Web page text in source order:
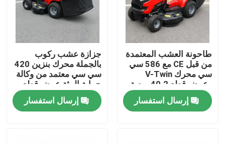
المنزل
طاحونة العشب المعتمدة
من قبل CE مع 586 سي
سي محرك V-Twin
وعرض قطع 40.2 بوصة
مصطاد العشب
إرسال استفسار
جزازة عشب ركوب
بالجملة محرك بنزين 420
سي سي معتمد من وكالة
حماية البيئة عرض قطع
38 بوصة دعم مصنعي
المعدات الأصلية
إرسال استفسار